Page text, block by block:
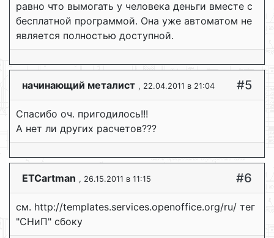
равно что вымогать у человека деньги вместе с
бесплатной программой. Она уже автоматом не
является полностью доступной.
начинающий металист , 22.04.2011 в 21:04 #5
Спасибо оч. пригодилось!!!
А нет ли других расчетов???
ETCartman , 26.15.2011 в 11:15 #6
см. http://templates.services.openoffice.org/ru/ тег
"СНиП" сбоку